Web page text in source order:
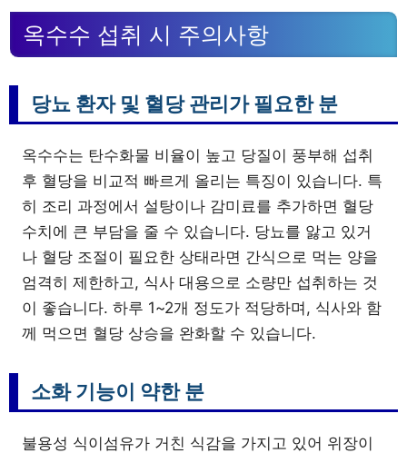
옥수수 섭취 시 주의사항
당뇨 환자 및 혈당 관리가 필요한 분
옥수수는 탄수화물 비율이 높고 당질이 풍부해 섭취
후 혈당을 비교적 빠르게 올리는 특징이 있습니다. 특
히 조리 과정에서 설탕이나 감미료를 추가하면 혈당
수치에 큰 부담을 줄 수 있습니다. 당뇨를 앓고 있거
나 혈당 조절이 필요한 상태라면 간식으로 먹는 양을
엄격히 제한하고, 식사 대용으로 소량만 섭취하는 것
이 좋습니다. 하루 1~2개 정도가 적당하며, 식사와 함
께 먹으면 혈당 상승을 완화할 수 있습니다.
소화 기능이 약한 분
불용성 식이섬유가 거친 식감을 가지고 있어 위장이